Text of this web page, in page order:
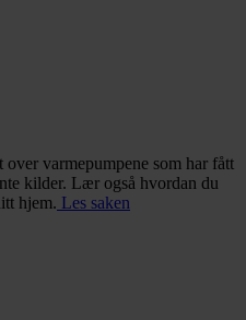
over varmepumpene som har fått
kilder. Lær også hvordan du
hjem. Les saken